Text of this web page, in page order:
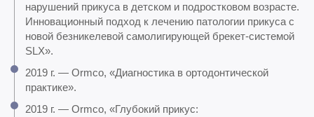
нарушений прикуса в детском и подростковом возрасте.
Инновационный подход к лечению патологии прикуса с
новой безникелевой самолигирующей брекет-системой
SLX».
2019 г. — Ormco, «Диагностика в ортодонтической
практике».
2019 г. — Ormco, «Глубокий прикус: